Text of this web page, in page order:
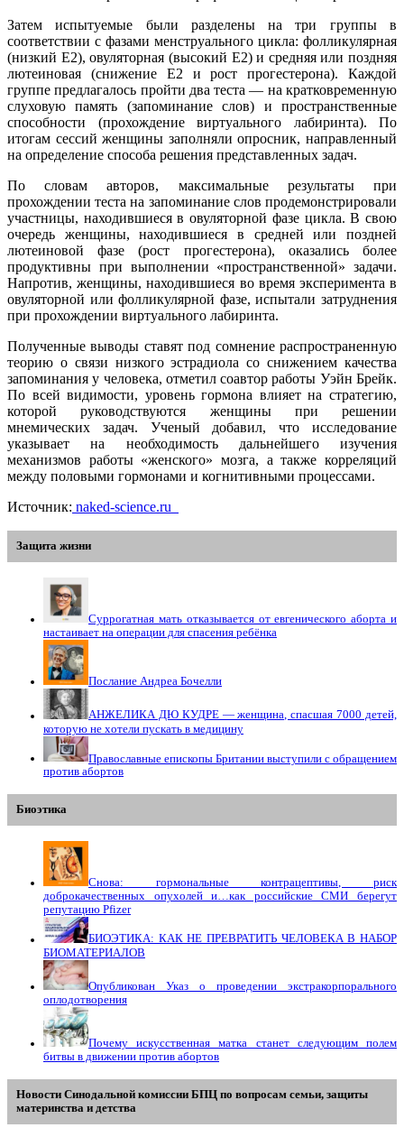
Затем испытуемые были разделены на три группы в
соответствии с фазами менструального цикла: фолликулярная
(низкий E2), овуляторная (высокий E2) и средняя или поздняя
лютеиновая (снижение E2 и рост прогестерона). Каждой
группе предлагалось пройти два теста — на кратковременную
слуховую память (запоминание слов) и пространственные
способности (прохождение виртуального лабиринта). По
итогам сессий женщины заполняли опросник, направленный
на определение способа решения представленных задач.
По словам авторов, максимальные результаты при
прохождении теста на запоминание слов продемонстрировали
участницы, находившиеся в овуляторной фазе цикла. В свою
очередь женщины, находившиеся в средней или поздней
лютеиновой фазе (рост прогестерона), оказались более
продуктивны при выполнении «пространственной» задачи.
Напротив, женщины, находившиеся во время эксперимента в
овуляторной или фолликулярной фазе, испытали затруднения
при прохождении виртуального лабиринта.
Полученные выводы ставят под сомнение распространенную
теорию о связи низкого эстрадиола со снижением качества
запоминания у человека, отметил соавтор работы Уэйн Брейк.
По всей видимости, уровень гормона влияет на стратегию,
которой руководствуются женщины при решении
мнемических задач. Ученый добавил, что исследование
указывает на необходимость дальнейшего изучения
механизмов работы «женского» мозга, а также корреляций
между половыми гормонами и когнитивными процессами.
Источник: naked-science.ru
Защита жизни
Суррогатная мать отказывается от евгенического аборта и
настаивает на операции для спасения ребёнка
Послание Андреа Бочелли
АНЖЕЛИКА ДЮ КУДРЕ — женщина, спасшая 7000 детей,
которую не хотели пускать в медицину
Православные епископы Британии выступили с обращением
против абортов
Биоэтика
Снова: гормональные контрацептивы, риск
доброкачественных опухолей и…как российские СМИ берегут
репутацию Pfizer
БИОЭТИКА: КАК НЕ ПРЕВРАТИТЬ ЧЕЛОВЕКА В НАБОР
БИОМАТЕРИАЛОВ
Опубликован Указ о проведении экстракорпорального
оплодотворения
Почему искусственная матка станет следующим полем
битвы в движении против абортов
Новости Синодальной комиссии БПЦ по вопросам семьи, защиты
материнства и детства